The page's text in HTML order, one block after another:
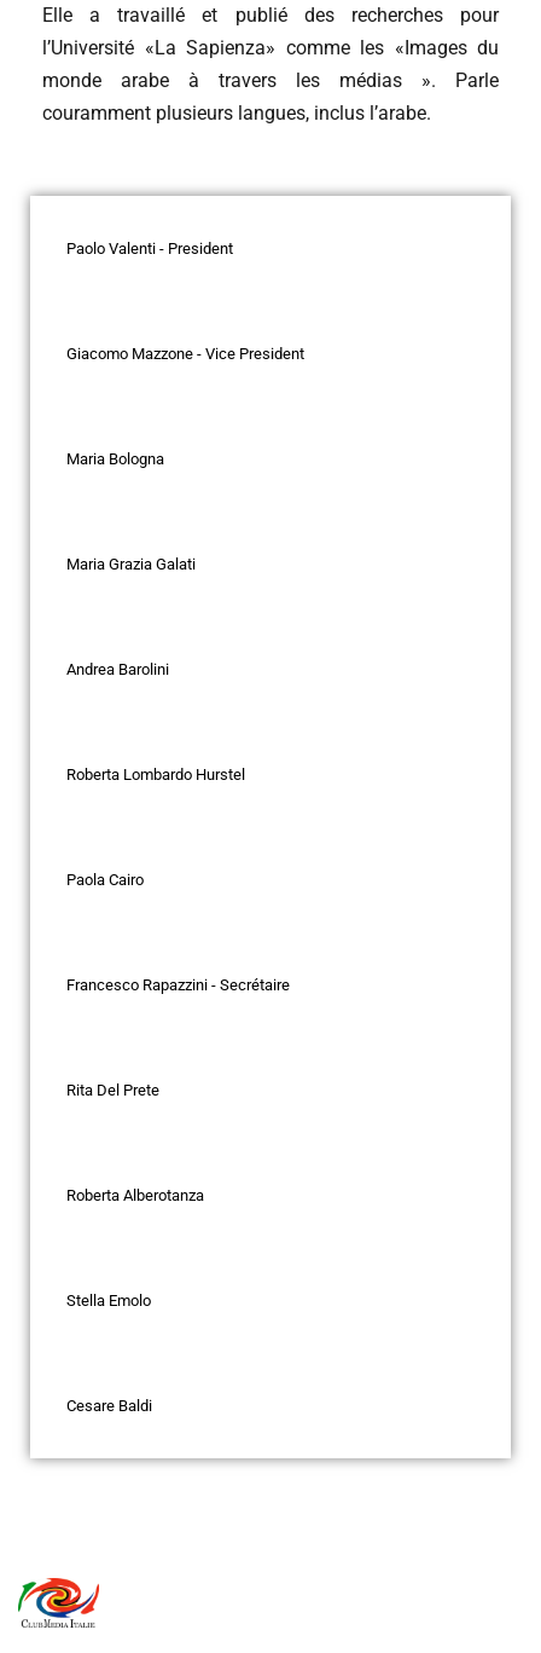
Elle a travaillé et publié des recherches pour
l’Université «La Sapienza» comme les «Images du
monde arabe à travers les médias ». Parle
couramment plusieurs langues, inclus l’arabe.
Paolo Valenti - President
Giacomo Mazzone - Vice President
Maria Bologna
Maria Grazia Galati
Andrea Barolini
Roberta Lombardo Hurstel
Paola Cairo
Francesco Rapazzini - Secrétaire
Rita Del Prete
Roberta Alberotanza
Stella Emolo
Cesare Baldi